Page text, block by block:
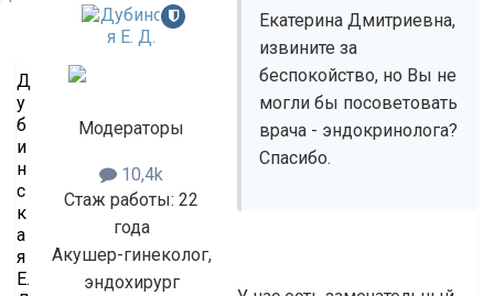
Д
у
б
и
н
с
к
а
я
Е.
Модераторы
10,4k
Стаж работы: 22
года
Акушер-гинеколог,
эндохирург
Екатерина Дмитриевна,
извините за
беспокойство, но Вы не
могли бы посоветовать
врача - эндокринолога?
Спасибо.